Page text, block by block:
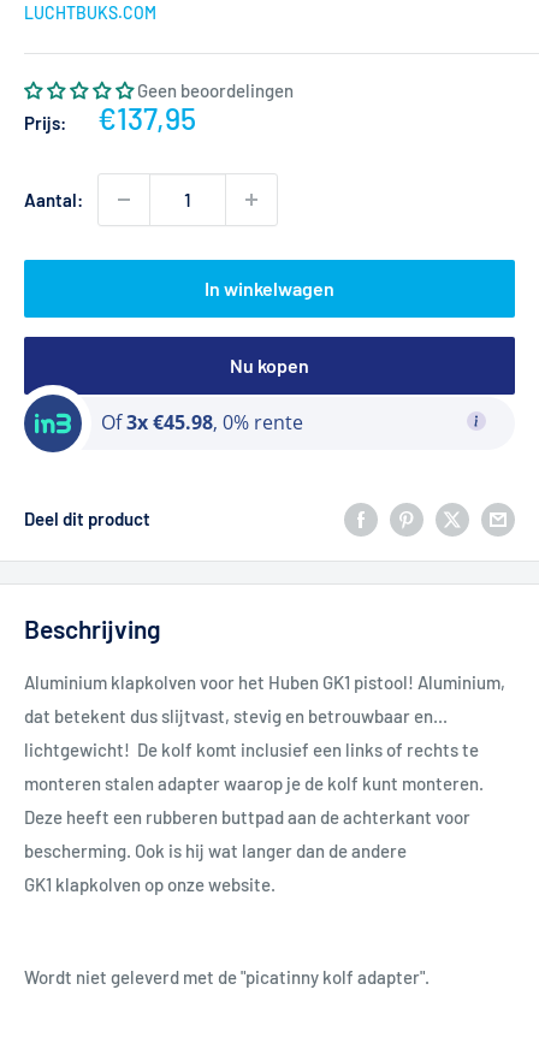
LUCHTBUKS.COM
Geen beoordelingen
Prijs:
Actieprijs
€137,95
Aantal:
In winkelwagen
Nu kopen
Of3x €45.98, 0% rente
Deel dit product
Beschrijving
Aluminium klapkolven voor het Huben GK1 pistool! Aluminium,
dat betekent dus slijtvast, stevig en betrouwbaar en...
lichtgewicht! De kolf komt inclusief een links of rechts te
monteren stalen adapter waarop je de kolf kunt monteren.
Deze heeft een rubberen buttpad aan de achterkant voor
bescherming. Ook is hij wat langer dan de andere
GK1 klapkolven op onze website.
Wordt niet geleverd met de "picatinny kolf adapter".